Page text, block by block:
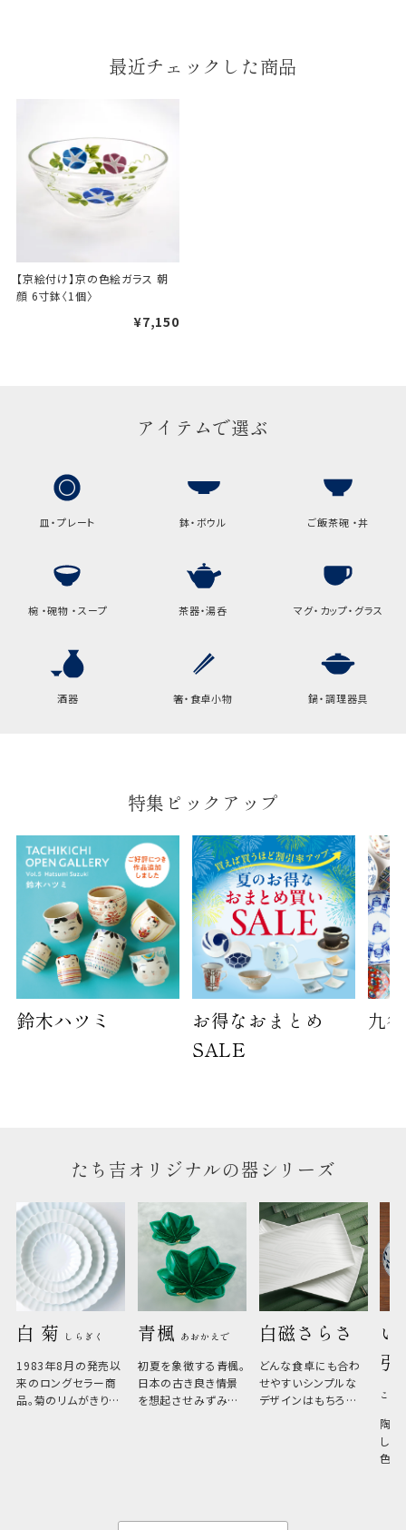
装紙をかける簡易包装（天掛
け包装）です。
ギフト袋について
手提袋はお付けできません。
高さ
32.5cm
横
22cm
B:京名所 袋
高さ
40cm
横
30cm
天掛け包装、ギフト袋対応の商品にはおつけでき
ません。
※犬猫時計には、手提袋をお付けできません
のしについて
のしについてはこちらをご覧ください
最近チェックした商品
【京絵付け】京の色絵ガラス 朝
顔 6寸鉢〈1個〉
¥7,150
アイテムで選ぶ
皿・プレート 鉢・ボウル ご飯茶碗 ・丼
椀 ・碗物 ・スープ 茶器・湯呑 マグ・カップ・グラス
酒器 箸・食卓小物 鍋・調理器具
特集ピックアップ
鈴木ハツミ
お得なおまとめ
SALE
九
たち吉オリジナルの器シリーズ
白 菊 しらぎく
1983年8月の発売以
来のロングセラー商
品。菊のリムがきりっ
青楓 あおかえで
初夏を象徴する青楓。
日本の古き良き情景
を想起させみずみず
白磁さらさ
どんな食卓にも合わ
せやすいシンプルな
デザインはもちろん、
い
こひ
陶器
しい
色の